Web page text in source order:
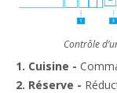
Contrôle
1. Cuisine -
2. Réserve -